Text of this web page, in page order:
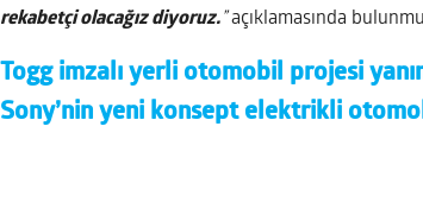
rekabetçi olacağız diyoruz.”açıklamasında
Togg imzalı yerli otomobil projesi
Sony’nin yeni konsept elektrikli